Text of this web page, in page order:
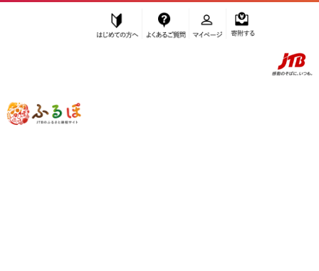
ふるぽ JTBのふるさと納税サイト